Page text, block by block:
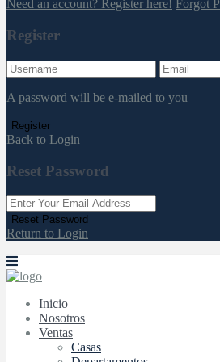
Need an account? Register here! Forgot
Register
A password will be e-mailed to you
Register
Back to Login
Reset Password
Reset Password
Return to Login
Inicio
Nosotros
Ventas
Casas